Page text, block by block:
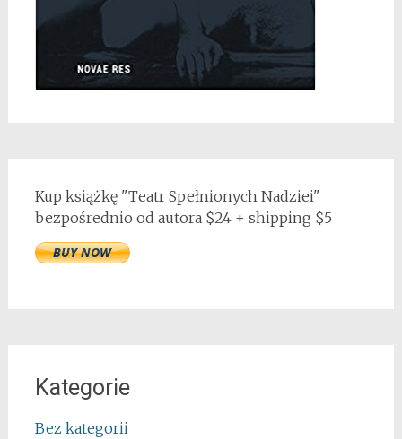
Kup książkę "Teatr Spełnionych Nadziei"
bezpośrednio od autora $24 + shipping $5
Kategorie
Bez kategorii